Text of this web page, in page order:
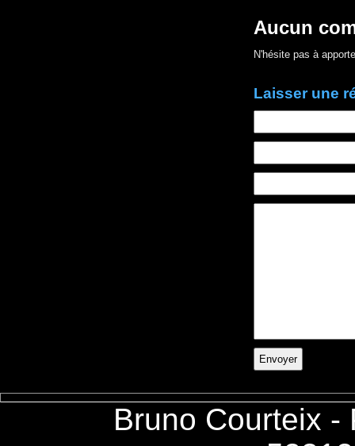
Aucun
N'hésite pas à
Laisser une
Bruno Courteix -